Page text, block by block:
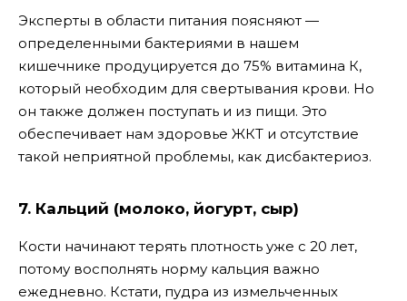
Эксперты в области питания поясняют —
определенными бактериями в нашем
кишечнике продуцируется до 75% витамина К,
который необходим для свертывания крови. Но
он также должен поступать и из пищи. Это
обеспечивает нам здоровье ЖКТ и отсутствие
такой неприятной проблемы, как дисбактериоз.
7. Кальций (молоко, йогурт, сыр)
Кости начинают терять плотность уже с 20 лет,
потому восполнять норму кальция важно
ежедневно. Кстати, пудра из измельченных